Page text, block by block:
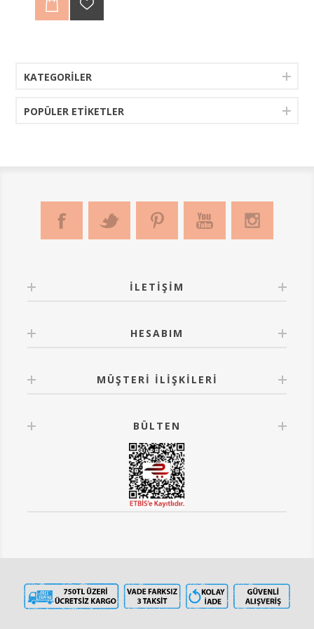
muhafaza edebilirsiniz.
Evden koşturmaca ile çıkarken anahtar aramanıza
KATEGORILER
POPÜLER ETIKETLER
İLETIŞIM
HESABIM
MÜŞTERI İLIŞKILERI
BÜLTEN